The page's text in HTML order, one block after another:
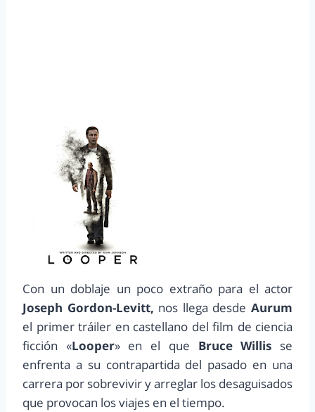
Con un doblaje un poco extraño para el actor
Joseph Gordon-Levitt, nos llega desdeAurum
el primer tráiler en castellano del film de ciencia
ficción «Looper» en el que Bruce Willis se
enfrenta a su contrapartida del pasado en una
carrera por sobrevivir y arreglar los desaguisados
que provocan los viajes en el tiempo.